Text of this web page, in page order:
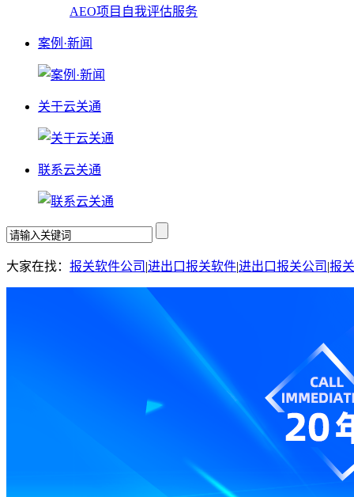
AEO项目自我评估服务
案例·新闻
关于云关通
联系云关通
大家在找： 报关软件公司 |进出口报关软件|进出口报关公司 |报